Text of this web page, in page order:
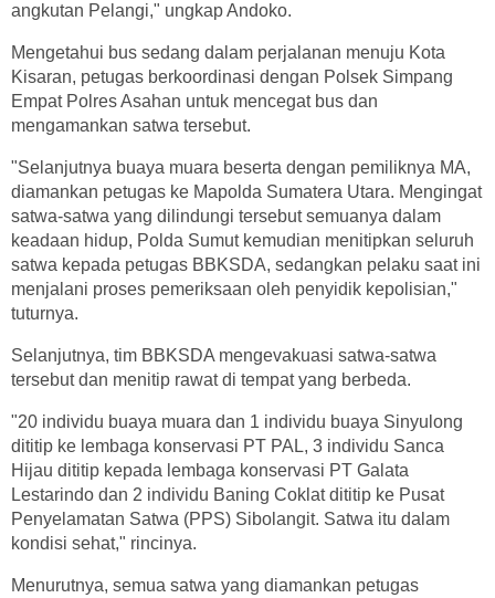
angkutan Pelangi," ungkap Andoko.
Mengetahui bus sedang dalam perjalanan menuju Kota
Kisaran, petugas berkoordinasi dengan Polsek Simpang
Empat Polres Asahan untuk mencegat bus dan
mengamankan satwa tersebut.
"Selanjutnya buaya muara beserta dengan pemiliknya MA,
diamankan petugas ke Mapolda Sumatera Utara. Mengingat
satwa-satwa yang dilindungi tersebut semuanya dalam
keadaan hidup, Polda Sumut kemudian menitipkan seluruh
satwa kepada petugas BBKSDA, sedangkan pelaku saat ini
menjalani proses pemeriksaan oleh penyidik kepolisian,"
tuturnya.
Selanjutnya, tim BBKSDA mengevakuasi satwa-satwa
tersebut dan menitip rawat di tempat yang berbeda.
"20 individu buaya muara dan 1 individu buaya Sinyulong
dititip ke lembaga konservasi PT PAL, 3 individu Sanca
Hijau dititip kepada lembaga konservasi PT Galata
Lestarindo dan 2 individu Baning Coklat dititip ke Pusat
Penyelamatan Satwa (PPS) Sibolangit. Satwa itu dalam
kondisi sehat," rincinya.
Menurutnya, semua satwa yang diamankan petugas